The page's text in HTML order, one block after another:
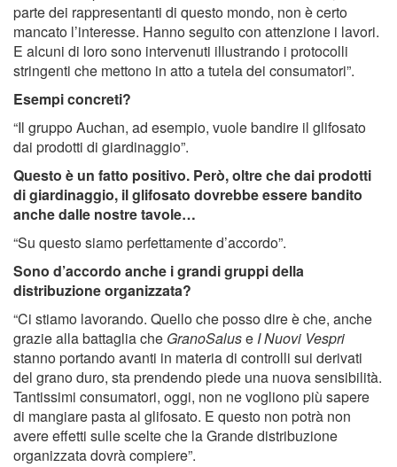
parte dei rappresentanti di questo mondo, non è certo
mancato l’interesse. Hanno seguito con attenzione i lavori.
E alcuni di loro sono intervenuti illustrando i protocolli
stringenti che mettono in atto a tutela dei consumatori”.
Esempi concreti?
“Il gruppo Auchan, ad esempio, vuole bandire il glifosato
dai prodotti di giardinaggio”.
Questo è un fatto positivo. Però, oltre che dai prodotti
di giardinaggio, il glifosato dovrebbe essere bandito
anche dalle nostre tavole…
“Su questo siamo perfettamente d’accordo”.
Sono d’accordo anche i grandi gruppi della
distribuzione organizzata?
“Ci stiamo lavorando. Quello che posso dire è che, anche
grazie alla battaglia che GranoSaluse I Nuovi Vespri
stanno portando avanti in materia di controlli sui derivati
del grano duro, sta prendendo piede una nuova sensibilità.
Tantissimi consumatori, oggi, non ne vogliono più sapere
di mangiare pasta al glifosato. E questo non potrà non
avere effetti sulle scelte che la Grande distribuzione
organizzata dovrà compiere”.